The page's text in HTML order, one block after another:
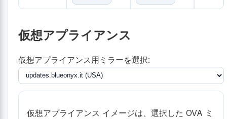
仮想アプライアンス
仮想アプライアンス用ミラーを選択:
仮想アプライアンス イメージは、選択した OVA ミ